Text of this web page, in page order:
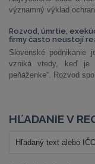
významný výklad
Rozvod, úmrtie,
firmy často neustojí
Slovenské
vzniká vtedy, keď je
peňaženke“. Rozvod
HĽADANIE V